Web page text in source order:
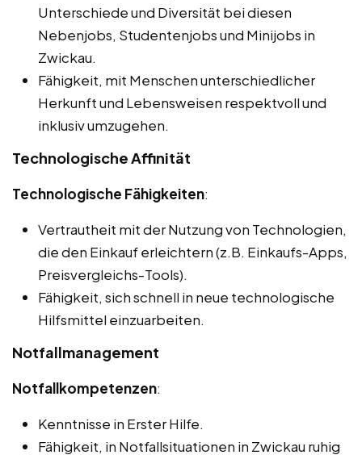
Unterschiede und Diversität bei diesen
Nebenjobs, Studentenjobs und Minijobs in
Zwickau.
Fähigkeit, mit Menschen unterschiedlicher
Herkunft und Lebensweisen respektvoll und
inklusiv umzugehen.
Technologische Affinität
Technologische Fähigkeiten:
Vertrautheit mit der Nutzung von Technologien,
die den Einkauf erleichtern (z.B. Einkaufs-Apps,
Preisvergleichs-Tools).
Fähigkeit, sich schnell in neue technologische
Hilfsmittel einzuarbeiten.
Notfallmanagement
Notfallkompetenzen:
Kenntnisse in Erster Hilfe.
Fähigkeit, in Notfallsituationen in Zwickau ruhig